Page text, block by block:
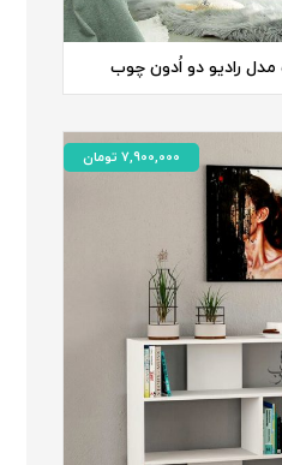
مدل رادیو دو اُدون چوب
7,900,000 تومان